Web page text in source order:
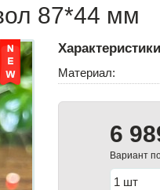
87*44 мм
Характеристики
Материал:
6
Вариант